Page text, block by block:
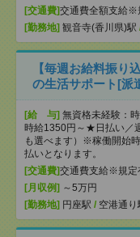
[交通費]交通費全額支給※
[勤務地] 観音寺(香川県)駅
【毎週お給料振り
の生活サポート[派
[給 与] 無資格未経験：
時給1350円～★日払い／
も選べます）※稼働開始
払いとなります。
[交通費]交通費支給※規定
[月収例] ～5万円
[勤務地] 円座駅 / 空港通り